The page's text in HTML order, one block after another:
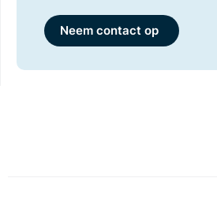
Neem contact op